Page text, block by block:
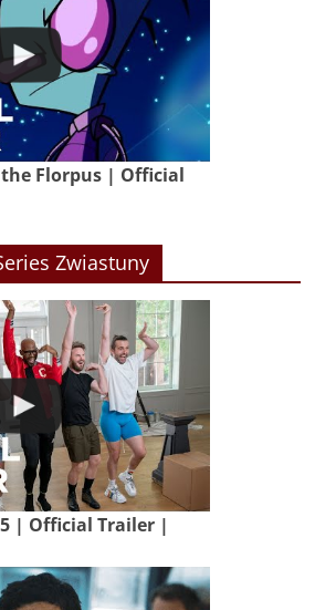
Florpus | Official
Zwiastuny
5 | Official Trailer |